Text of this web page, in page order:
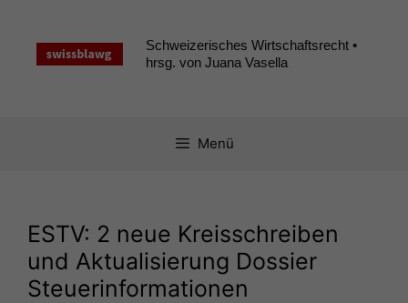
springen
Schweizerisches Wirtschaftsrecht •
hrsg. von Juana Vasella
Menü
ESTV: 2 neue Kreisschreiben
und Aktualisierung Dossier
Steuerinformationen